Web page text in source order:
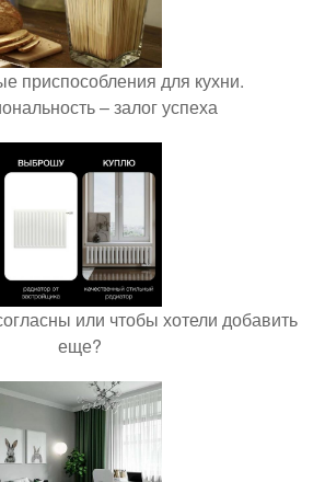
приспособления для кухни.
– залог успеха
или чтобы хотели добавить
еще?